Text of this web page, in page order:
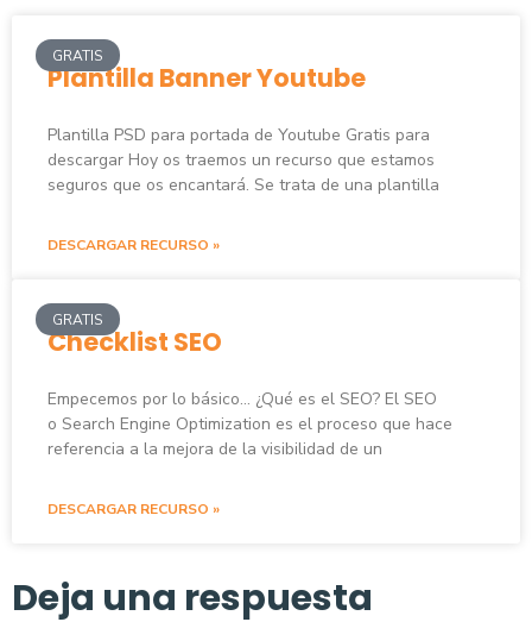
GRATIS
Plantilla Banner Youtube
Plantilla PSD para portada de Youtube Gratis para
descargar Hoy os traemos un recurso que estamos
seguros que os encantará. Se trata de una plantilla
DESCARGAR RECURSO »
GRATIS
Checklist SEO
Empecemos por lo básico… ¿Qué es el SEO? El SEO
o Search Engine Optimization es el proceso que hace
referencia a la mejora de la visibilidad de un
DESCARGAR RECURSO »
Deja una respuesta